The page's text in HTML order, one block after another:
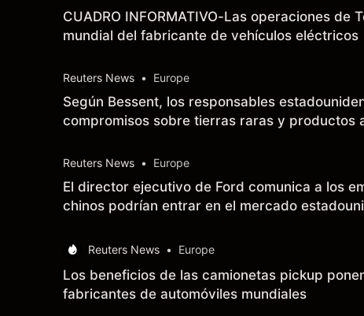
CUADRO INFORMATIVO-Las operaciones
mundial del fabricante de vehículos eléctricos
Reuters News • Europe
Según Bessent, los responsables
compromisos sobre tierras raras y productos
Reuters News • Europe
El director ejecutivo de Ford comunica a los
chinos podrían entrar en el mercado
Reuters News • Europe
Los beneficios de las camionetas pickup
fabricantes de automóviles mundiales